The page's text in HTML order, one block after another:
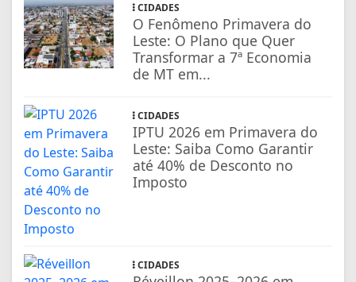
CIDADES
O Fenômeno Primavera do
Leste: O Plano que Quer
Transformar a 7ª Economia
de MT em...
CIDADES
IPTU 2026 em Primavera do
Leste: Saiba Como Garantir
até 40% de Desconto no
Imposto
CIDADES